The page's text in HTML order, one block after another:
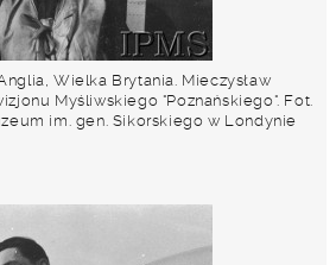
Wielka Brytania. Mieczysław
Myśliwskiego "Poznańskiego". Fot.
im. gen. Sikorskiego w Londynie